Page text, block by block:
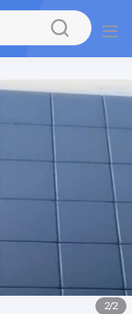
2/2